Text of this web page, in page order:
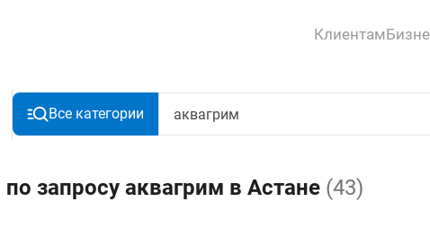
Клиентам
Все категории
запросу аквагрим в Астане (43)